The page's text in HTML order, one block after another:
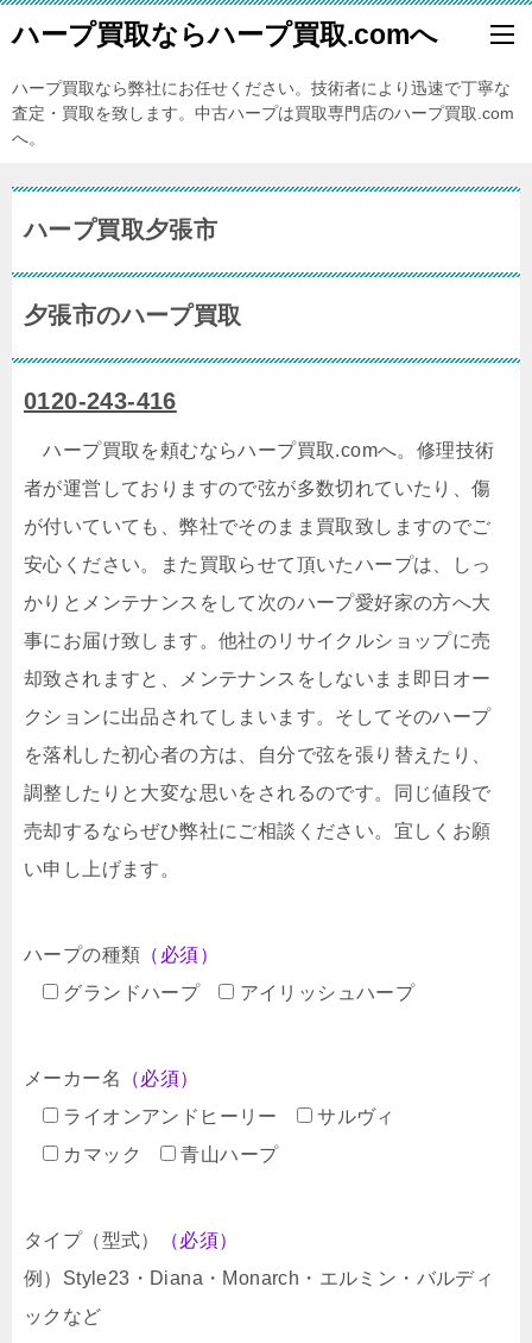
ハープ買取ならハープ買取.comへ
ハープ買取なら弊社にお任せください。技術者により迅速で丁寧な
査定・買取を致します。中古ハープは買取専門店のハープ買取.com
へ。
ハープ買取夕張市
夕張市のハープ買取
0120-243-416
ハープ買取を頼むならハープ買取.comへ。修理技術
者が運営しておりますので弦が多数切れていたり、傷
が付いていても、弊社でそのまま買取致しますのでご
安心ください。また買取らせて頂いたハープは、しっ
かりとメンテナンスをして次のハープ愛好家の方へ大
事にお届け致します。他社のリサイクルショップに売
却致されますと、メンテナンスをしないまま即日オー
クションに出品されてしまいます。そしてそのハープ
を落札した初心者の方は、自分で弦を張り替えたり、
調整したりと大変な思いをされるのです。同じ値段で
売却するならぜひ弊社にご相談ください。宜しくお願
い申し上げます。
ハープの種類 （必須）
グランドハープ
アイリッシュハープ
メーカー名
（必須）
ライオンアンドヒーリー
サルヴィ
カマック
青山ハープ
タイプ（型式）
（必須）
例）Style23・Diana・Monarch・エルミン・バルディ
ックなど